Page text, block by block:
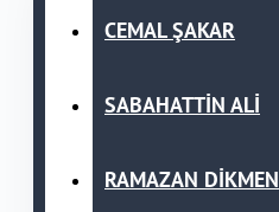
CEMAL ŞAKAR
SABAHATTİN ALİ
RAMAZAN DİKMEN